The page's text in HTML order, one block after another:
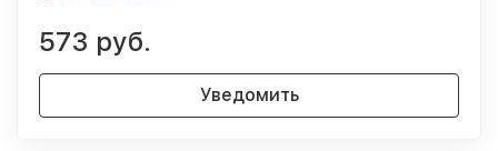
573 руб.
Уведомить